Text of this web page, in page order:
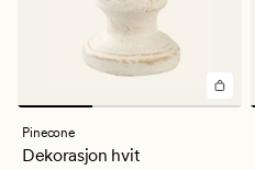
Pinecone
Dekorasjon hvit